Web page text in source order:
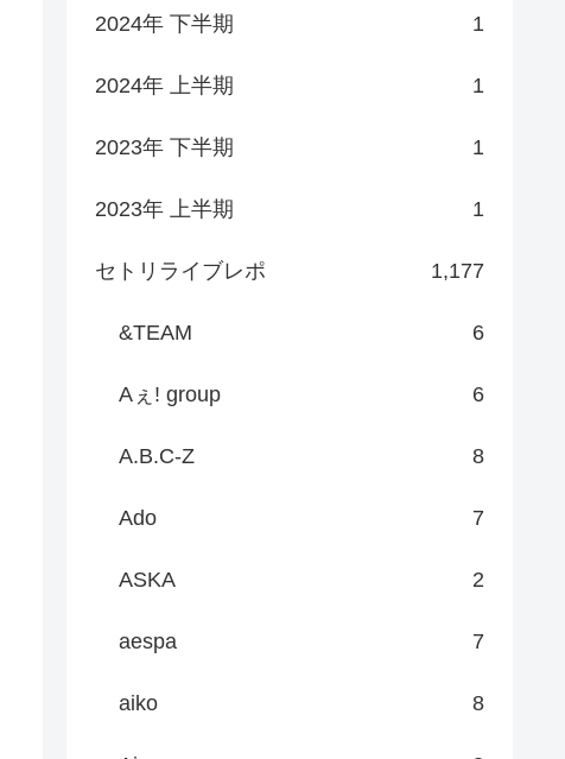
2024年 下半期 1
2024年 上半期 1
2023年 下半期 1
2023年 上半期 1
セトリライブレポ 1,177
&TEAM 6
Aぇ! group 6
A.B.C-Z 8
Ado 7
ASKA 2
aespa 7
aiko 8